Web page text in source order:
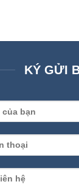
KÝ GỬI